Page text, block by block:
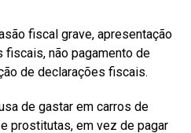
fiscal grave, apresentação
fiscais, não pagamento de
de declarações fiscais.
de gastar em carros de
prostitutas, em vez de pagar